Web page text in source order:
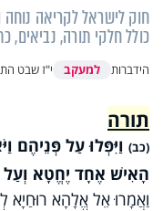
חוק לישראל לקריאה
כולל חלקי תורה, נביאים,
הידברות למעקב י"ז שבט
תורה
(כב) וַיִּפְּלוּ עַל פְּנֵיהֶם
הָאִישׁ אֶחָד יֶחֱטָא
וַאֲמָרוּ אֵל אֱלָהָא רוּחַיָא